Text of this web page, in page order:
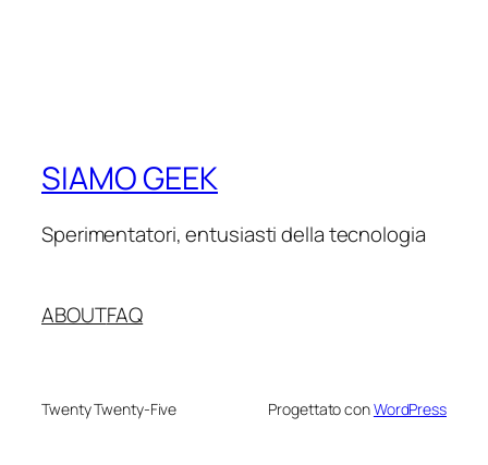
SIAMO GEEK
Sperimentatori, entusiasti della tecnologia
ABOUTFAQ
Twenty Twenty-Five Progettato conWordPress